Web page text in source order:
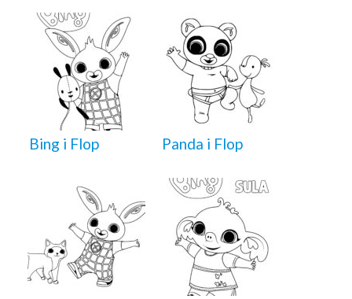
Bing i Flop Panda i Flop